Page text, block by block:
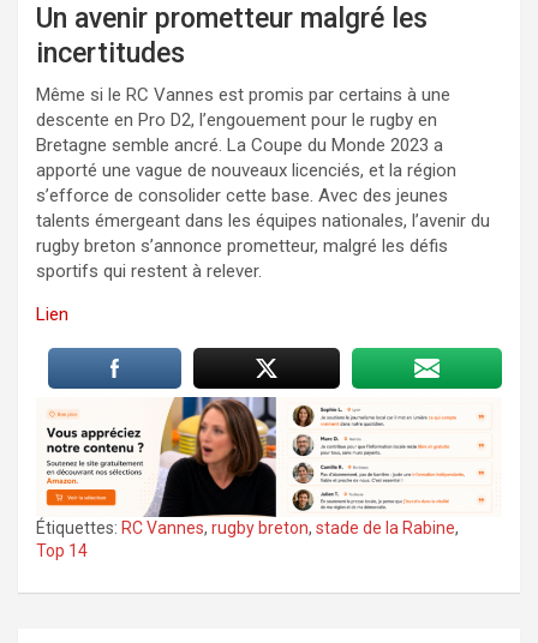
Un avenir prometteur malgré les
incertitudes
Même si le RC Vannes est promis par certains à une
descente en Pro D2, l’engouement pour le rugby en
Bretagne semble ancré. La Coupe du Monde 2023 a
apporté une vague de nouveaux licenciés, et la région
s’efforce de consolider cette base. Avec des jeunes
talents émergeant dans les équipes nationales, l’avenir du
rugby breton s’annonce prometteur, malgré les défis
sportifs qui restent à relever.
Lien
Étiquettes: RC Vannes, rugby breton, stade de la Rabine,
Top 14